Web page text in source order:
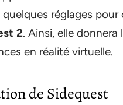
réglages
2. Ainsi, elle
en réalité virtuelle.
de Sidequest